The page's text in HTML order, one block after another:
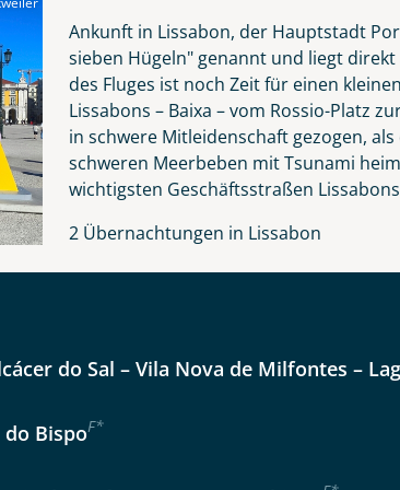
WhatsApp
wählen
Ankunft in Lissabon, der Hauptstadt
sieben Hügeln" genannt und liegt
des Fluges ist noch Zeit für einen
Lissabons – Baixa – vom Rossio-Platz
in schwere Mitleidenschaft gezogen,
schweren Meerbeben mit Tsunami
wichtigsten Geschäftsstraßen
2 Übernachtungen in Lissabon
do Sal – Vila Nova de Milfontes –
do BispoF*
Telefon